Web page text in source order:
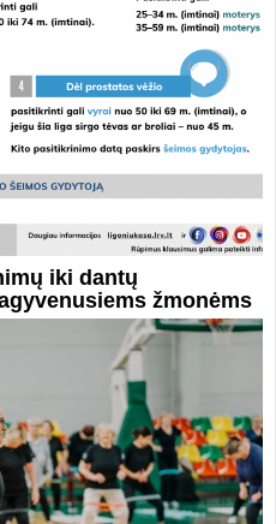
iki dantų
žmonėms